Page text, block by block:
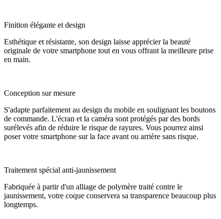
Finition élégante et design
Esthétique et résistante, son design laisse apprécier la beauté
originale de votre smartphone tout en vous offrant la meilleure prise
en main.
Conception sur mesure
S'adapte parfaitement au design du mobile en soulignant les boutons
de commande. L'écran et la caméra sont protégés par des bords
surélevés afin de réduire le risque de rayures. Vous pourrez ainsi
poser votre smartphone sur la face avant ou arrière sans risque.
Traitement spécial anti-jaunissement
Fabriquée à partir d'un alliage de polymère traité contre le
jaunissement, votre coque conservera sa transparence beaucoup plus
longtemps.